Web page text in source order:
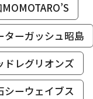
ターガッシュ昭島
ドレグリオンズ
シーウェイブス